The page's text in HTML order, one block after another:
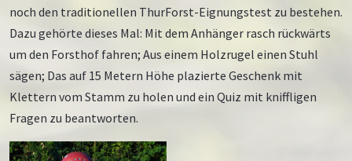
noch den traditionellen ThurForst-Eignungstest zu bestehen.
Dazu gehörte dieses Mal: Mit dem Anhänger rasch rückwärts
um den Forsthof fahren; Aus einem Holzrugel einen Stuhl
sägen; Das auf 15 Metern Höhe plazierte Geschenk mit
Klettern vom Stamm zu holen und ein Quiz mit kniffligen
Fragen zu beantworten.